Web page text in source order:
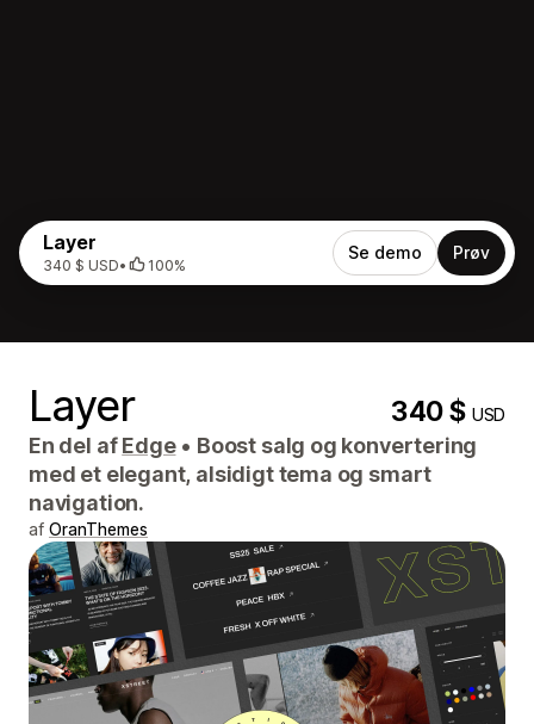
Layer
340 $ USD• 100%
Se demo Prøv
Layer 340 $USD
En del afEdge • Boost salg og konvertering
med et elegant, alsidigt tema og smart
navigation.
af OranThemes